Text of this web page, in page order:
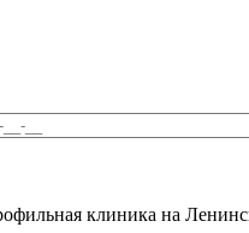
клиника на